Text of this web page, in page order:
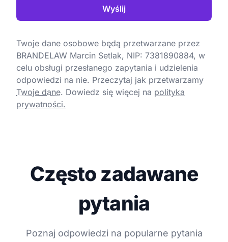
Wyślij
Twoje dane osobowe będą przetwarzane przez
BRANDELAW Marcin Setlak, NIP: 7381890884, w
celu obsługi przesłanego zapytania i udzielenia
odpowiedzi na nie. Przeczytaj jak przetwarzamy
Twoje dane. Dowiedz się więcej na polityka
prywatności.
Często zadawane
pytania
Poznaj odpowiedzi na popularne pytania